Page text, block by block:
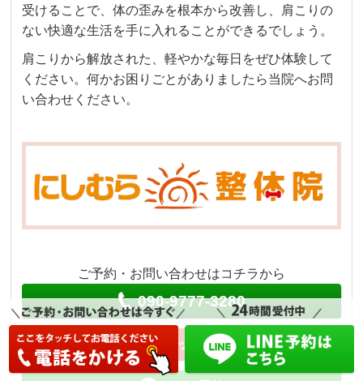
受けることで、体の歪みを根本から改善し、肩こりの
ない快適な生活を手に入れることができるでしょう。
肩こりから解放された、軽やかな毎日をぜひ体験して
ください。何かお困りごとがありましたら当院へお問
い合わせください。
ご予約・お問い合わせはコチラから
090-9777-3280
ネット予約